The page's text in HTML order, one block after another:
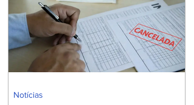
lei sancionada no último ano, fere preceitos da
Constituição Federal. O cerne da questão
jurídica reside na nova classificação do lucro
presumido como benefício fiscal, o que
fundament
Notícias